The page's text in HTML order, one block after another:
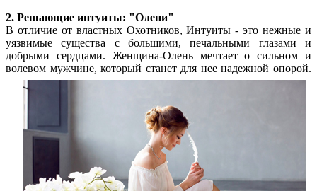
2. Решающие интуиты: "Олени"
В отличие от властных Охотников, Интуиты - это нежные и
уязвимые существа с большими, печальными глазами и
добрыми сердцами. Женщина-Олень мечтает о сильном и
волевом мужчине, который станет для нее надежной опорой.